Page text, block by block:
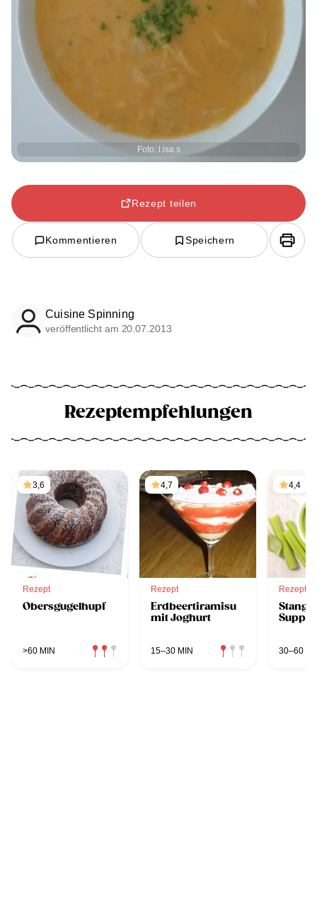
Foto: l.isa.s
Rezept teilen
Kommentieren Speichern
Cuisine Spinning
veröffentlicht am 20.07.2013
Rezeptempfehlungen
3,6
Rezept
Obersgugelhupf
>60 MIN
4,7
Rezept
Erdbeertiramisu
mit Joghurt
15–30 MIN
4,4
Rezept
Suppe
30–60